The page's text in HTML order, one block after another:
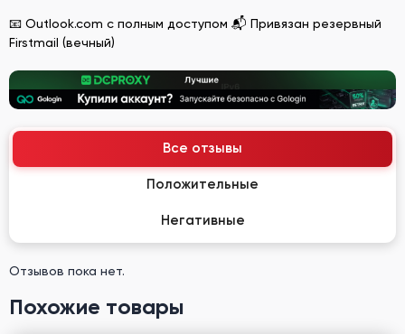
📧 Outlook.com с полным доступом 📬 Привязан резервный
Firstmail (вечный)
Все отзывы
Положительные
Негативные
Отзывов пока нет.
Похожие товары